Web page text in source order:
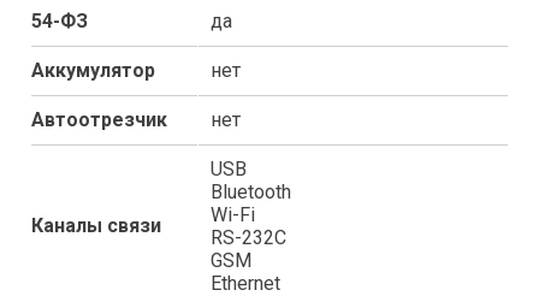
54-ФЗ да
Аккумулятор нет
Автоотрезчик нет
Каналы связи
USB
Bluetooth
Wi-Fi
RS-232C
GSM
Ethernet